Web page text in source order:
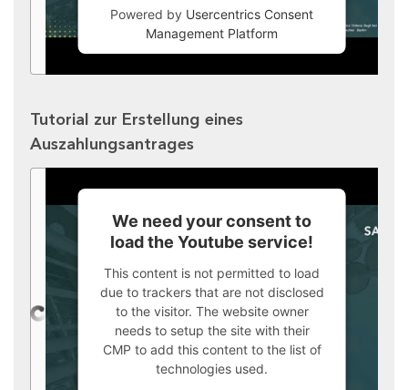
Powered by Usercentrics Consent
Management Platform
Tutorial zur Erstellung eines
Auszahlungsantrages
We need your consent to
load the Youtube service!
This content is not permitted to load
due to trackers that are not disclosed
to the visitor. The website owner
needs to setup the site with their
CMP to add this content to the list of
technologies used.